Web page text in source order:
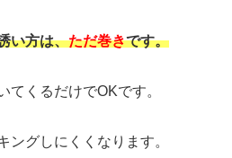
い方は、ただ巻きです。
てくるだけでOKです。
ングしにくくなります。